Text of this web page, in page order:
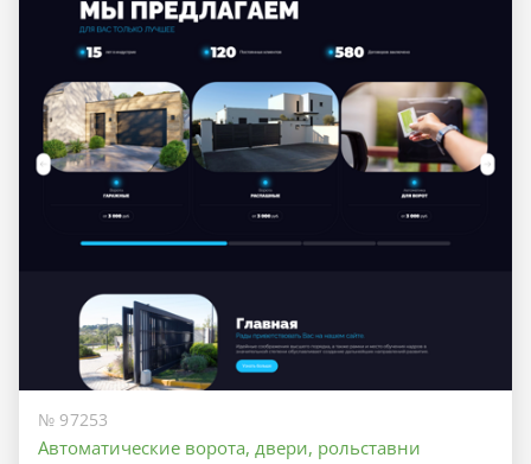
№ 97253
Автоматические ворота, двери, рольставни